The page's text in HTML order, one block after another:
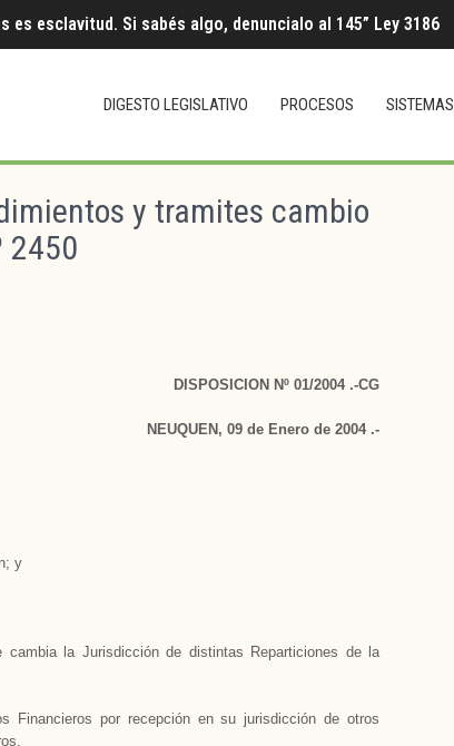
es esclavitud. Si sabés algo, denuncialo al 145” Ley 3186
DIGESTO LEGISLATIVO PROCESOS SISTEMAS
y tramites cambio
2450
DISPOSICION Nº 01/2004 .-CG
NEUQUEN, 09 de Enero de 2004 .-
y
la Jurisdicción de distintas Reparticiones de la
Financieros por recepción en su jurisdicción de otros